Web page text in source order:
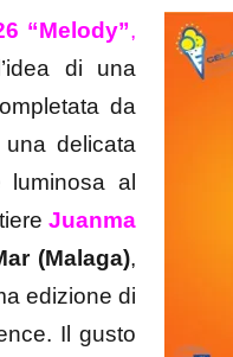
“Melody”,
di una
da
delicata
al
Juanma
(Malaga),
edizione di
Il gusto